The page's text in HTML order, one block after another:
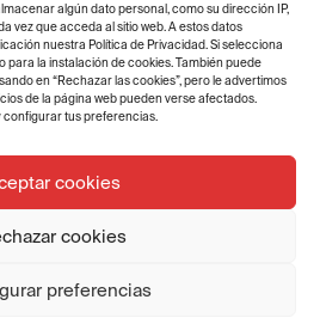
algún dato personal, como su dirección IP,
vez que acceda al sitio web. A estos datos
nuestra Política de Privacidad. Si selecciona
para la instalación de cookies. También puede
en “Rechazar las cookies”, pero le advertimos
de la página web pueden verse afectados.
configurar tus preferencias.
cookies
cookies
preferencias
a
Aviso legal